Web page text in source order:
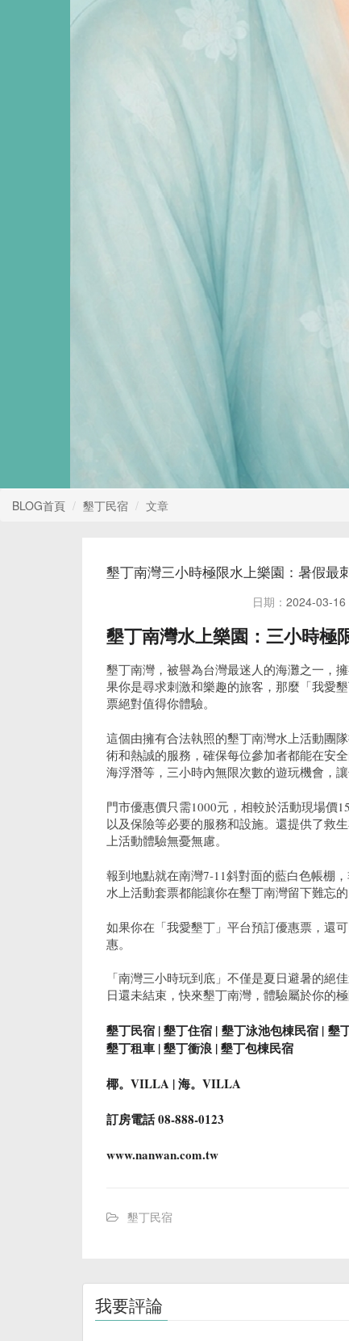
BLOG首頁 墾丁民宿 文章
墾丁南灣三小時極限水上樂園：暑假最
日期： 2024-03-16
墾丁南灣水上樂園：三小時極
墾丁南灣，被譽為台灣最迷人的海灘之一，
果你是尋求刺激和樂趣的旅客，那麼「我愛
票絕對值得你體驗。
這個由擁有合法執照的墾丁南灣水上活動團
術和熱誠的服務，確保每位參加者都能在安
海浮潛等，三小時內無限次數的遊玩機會，
門市優惠價只需1000元，相較於活動現場價
以及保險等必要的服務和設施。還提供了救
上活動體驗無憂無慮。
報到地點就在南灣7-11斜對面的藍白色帳棚
水上活動套票都能讓你在墾丁南灣留下難忘的
如果你在「我愛墾丁」平台預訂優惠票，還
惠。
「南灣三小時玩到底」不僅是夏日避暑的絕
日還未結束，快來墾丁南灣，體驗屬於你的
墾丁民宿 | 墾丁住宿 | 墾丁泳池包棟民宿 | 墾
墾丁租車 | 墾丁衝浪 | 墾丁包棟民宿
椰。VILLA | 海。VILLA
訂房電話 08-888-0123
www.nanwan.com.tw
墾丁民宿
我要評論